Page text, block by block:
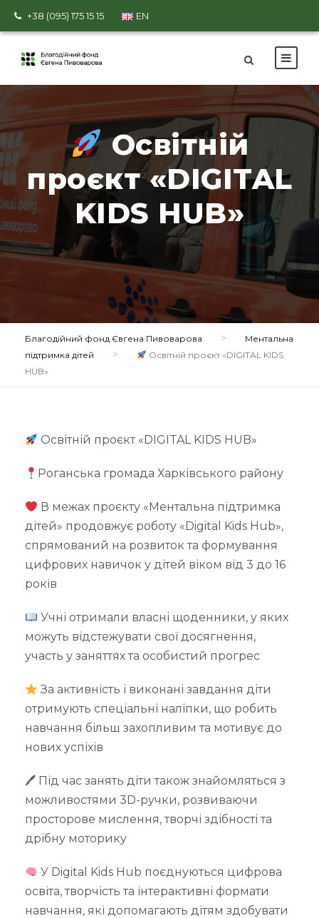
+38 (095) 175 15 15 EN
Освітній
проєкт «DIGITAL
KIDS HUB»
Благодійний фонд Євгена Пивоварова >
Ментальна
підтримка дітей
>
Освітній проєкт «DIGITAL KIDS
HUB»
Освітній проєкт «DIGITAL KIDS HUB»
Роганська громада Харківського району
В межах проєкту «Ментальна підтримка
дітей» продовжує роботу «Digital Kids Hub»,
спрямований на розвиток та формування
цифрових навичок у дітей віком від 3 до 16
років
Учні отримали власні щоденники, у яких
можуть відстежувати свої досягнення,
участь у заняттях та особистий прогрес
За активність і виконані завдання діти
отримують спеціальні наліпки, що робить
навчання більш захопливим та мотивує до
нових успіхів
🖊 Під час занять діти також знайомляться з
можливостями 3D-ручки, розвиваючи
просторове мислення, творчі здібності та
дрібну моторику
У Digital Kids Hub поєднуються цифрова
освіта, творчість та інтерактивні формати
навчання, які допомагають дітям здобувати